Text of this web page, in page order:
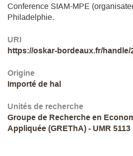
Conference SIAM-MPE
Philadelphie.
URI
https://oskar-bordeaux.fr/handle/
Origine
Importé de hal
Unités de recherche
Groupe de Recherche en
Appliquée (GREThA) - UMR 5113